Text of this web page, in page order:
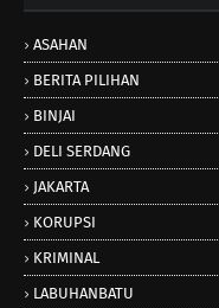
ASAHAN
BERITA PILIHAN
BINJAI
DELI SERDANG
JAKARTA
KORUPSI
KRIMINAL
LABUHANBATU